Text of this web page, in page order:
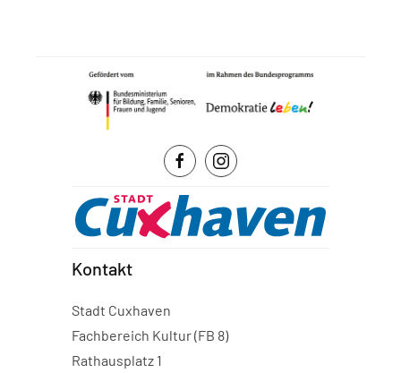
Kontakt
Stadt Cuxhaven
Fachbereich Kultur (FB 8)
Rathausplatz 1